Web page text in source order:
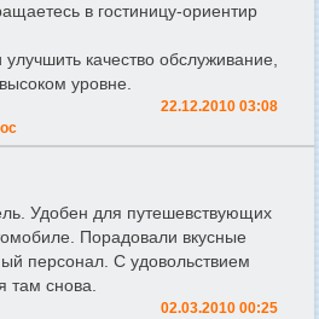
в гостиницу-ориентир
качество обслуживание,
уровне.
22.12.2010 03:08
Удобен для путешевствующих
Порадовали вкусные
персонал. С удовольствием
там снова.
02.03.2010 00:25